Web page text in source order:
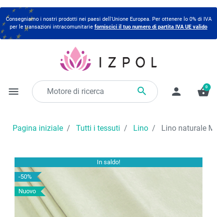
Consegniamo i nostri prodotti nei paesi dell'Unione Europea. Per ottenere lo 0% di IVA
per le transazioni intracomunitarie forniscici il tuo numero di partita IVA UE valido
menu  person shopping_basket
0
Pagina iniziale Tutti i tessuti Lino Lino naturale
In saldo!
-50%
Nuovo